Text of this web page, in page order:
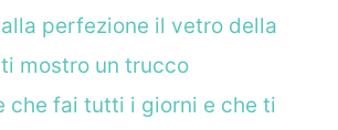
perfezione il vetro della
mostro un trucco
che fai tutti i giorni e che ti